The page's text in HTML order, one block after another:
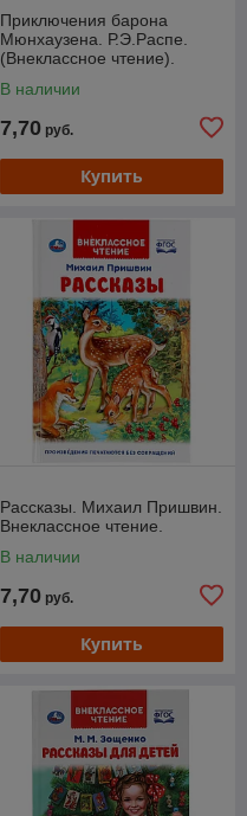
Приключения барона
Мюнхаузена. Р.Э.Распе.
(Внеклассное чтение).
В наличии
7,70 руб.
Купить
Рассказы. Михаил Пришвин.
Внеклассное чтение.
В наличии
7,70 руб.
Купить